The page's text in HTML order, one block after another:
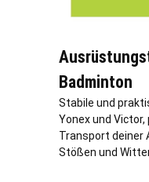
Badminton
Stabile und
Yonex und
Transport deiner
Stößen und